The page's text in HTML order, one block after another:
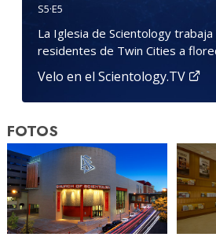
S5·E5
La Iglesia de Scientology
residentes de Twin Cities a
Velo en el Scientology.TV
FOTOS